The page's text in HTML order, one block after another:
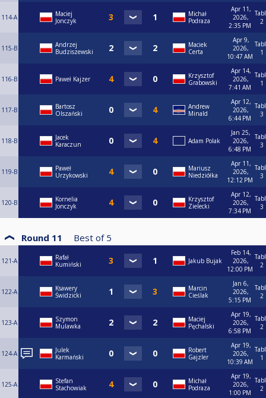
114-A
Maciej
Jonczyk
Michał
Podraza
Apr 11,
2026,
2:35 PM
2
115-B
Andrzej
Budziszewski
Maciek
Certa
Apr 9,
2026,
10:47 AM
1
116-B Paweł Kajzer
Krzysztof
Grabowski
Apr 14,
2026,
7:41 AM
1
117-B
Bartosz
Olszański
Andrew
Minald
Apr 12,
2026,
6:44 PM
3
118-B
Jacek
Karaczun
Adam Polak
Jan 25,
2026,
6:48 PM
3
119-B
Paweł
Urzykowski
Mariusz
Niedziółka
Apr 11,
2026,
12:12 PM
3
120-B
Kornelia
Jonczyk
Krzysztof
Zielecki
Apr 12,
2026,
7:34 PM
3
Round 11 Best of 5
121-A
Rafał
Kumiński
Jakub Bujak
Feb 14,
2026,
12:00 PM
2
122-A
Ksawery
Świdzicki
Marcin
Cieślak
Jan 6,
2026,
5:15 PM
2
123-A
Szymon
Mulawka
Maciej
Pęchalski
Apr 19,
2026,
6:58 PM
2
124-A
Julek
Karmański
Robert
Gajzler
Apr 19,
2026,
10:39 AM
1
125-A
Stefan
Stachowiak
Michał
Podraza
Apr 19,
2026,
1:00 PM
2